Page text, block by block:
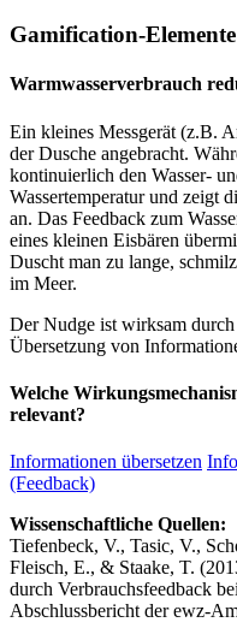
Gamification-
Warmwasserverbrauch
Ein kleines Messgerät (z.B.
der Dusche angebracht.
kontinuierlich den Wasser-
Wassertemperatur und zeigt
an. Das Feedback zum
eines kleinen Eisbären
Duscht man zu lange,
im Meer.
Der Nudge ist wirksam
Übersetzung von
Welche
relevant?
Informationen übersetzen
(Feedback)
Wissenschaftliche Quellen:
Tiefenbeck, V., Tasic, V.,
Fleisch, E., & Staake, T.
durch Verbrauchsfeedback
Abschlussbericht der ewz-